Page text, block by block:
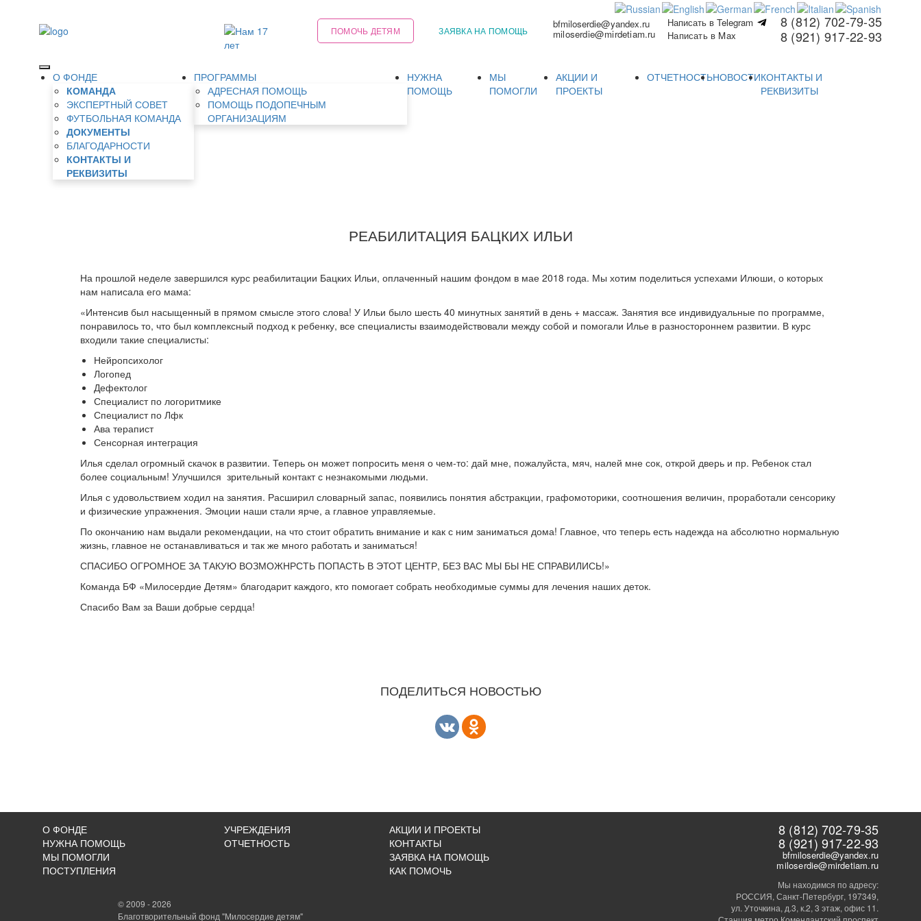
ПОМОЧЬ ДЕТЯМ ЗАЯВКА НА ПОМОЩЬ bfmiloserdie@yandex.ru
miloserdie@mirdetiam.ru
Написать в Telegram
Написать в Max
8 (812) 702-79-35
8 (921) 917-22-93
О ФОНДЕ
КОМАНДА
ЭКСПЕРТНЫЙ СОВЕТ
ФУТБОЛЬНАЯ КОМАНДА
ДОКУМЕНТЫ
БЛАГОДАРНОСТИ
КОНТАКТЫ И
РЕКВИЗИТЫ
ПРОГРАММЫ
АДРЕСНАЯ ПОМОЩЬ
ПОМОЩЬ ПОДОПЕЧНЫМ
ОРГАНИЗАЦИЯМ
НУЖНА
ПОМОЩЬ
МЫ
ПОМОГЛИ
АКЦИИ И
ПРОЕКТЫ
ОТЧЕТНОСТЬНОВОСТИКОНТАКТЫ И
РЕКВИЗИТЫ
РЕАБИЛИТАЦИЯ БАЦКИХ ИЛЬИ
На прошлой неделе завершился курс реабилитации Бацких Ильи, оплаченный нашим фондом в мае 2018 года. Мы хотим поделиться успехами Илюши, о которых
нам написала его мама:
«Интенсив был насыщенный в прямом смысле этого слова! У Ильи было шесть 40 минутных занятий в день + массаж. Занятия все индивидуальные по программе,
понравилось то, что был комплексный подход к ребенку, все специалисты взаимодействовали между собой и помогали Илье в разностороннем развитии. В курс
входили такие специалисты:
Нейропсихолог
Логопед
Дефектолог
Специалист по логоритмике
Специалист по Лфк
Ава терапист
Сенсорная интеграция
Илья сделал огромный скачок в развитии. Теперь он может попросить меня о чем-то: дай мне, пожалуйста, мяч, налей мне сок, открой дверь и пр. Ребенок стал
более социальным! Улучшился зрительный контакт с незнакомыми людьми.
Илья с удовольствием ходил на занятия. Расширил словарный запас, появились понятия абстракции, графомоторики, соотношения величин, проработали сенсорику
и физические упражнения. Эмоции наши стали ярче, а главное управляемые.
По окончанию нам выдали рекомендации, на что стоит обратить внимание и как с ним заниматься дома! Главное, что теперь есть надежда на абсолютно нормальную
жизнь, главное не останавливаться и так же много работать и заниматься!
СПАСИБО ОГРОМНОЕ ЗА ТАКУЮ ВОЗМОЖНРСТЬ ПОПАСТЬ В ЭТОТ ЦЕНТР, БЕЗ ВАС МЫ БЫ НЕ СПРАВИЛИСЬ!»
Команда БФ «Милосердие Детям» благодарит каждого, кто помогает собрать необходимые суммы для лечения наших деток.
Спасибо Вам за Ваши добрые сердца!
ПОДЕЛИТЬСЯ НОВОСТЬЮ
О ФОНДЕ
НУЖНА ПОМОЩЬ
МЫ ПОМОГЛИ
ПОСТУПЛЕНИЯ
УЧРЕЖДЕНИЯ
ОТЧЕТНОСТЬ
АКЦИИ И ПРОЕКТЫ
КОНТАКТЫ
ЗАЯВКА НА ПОМОЩЬ
КАК ПОМОЧЬ
© 2009 - 2026
Благотворительный фонд "Милосердие детям"
8 (812) 702-79-35
8 (921) 917-22-93
bfmiloserdie@yandex.ru
miloserdie@mirdetiam.ru
Мы находимся по адресу:
РОССИЯ, Санкт-Петербург, 197349,
ул. Уточкина, д.3, к.2, 3 этаж, офис 11.